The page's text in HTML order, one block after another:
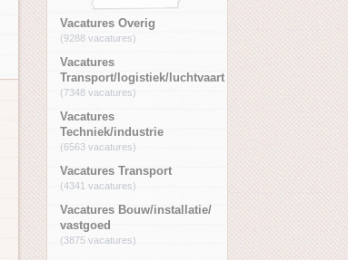
Vacatures Overig
(9288 vacatures)
Vacatures
Transport/logistiek/luchtvaart
(7348 vacatures)
Vacatures
Techniek/industrie
(6563 vacatures)
Vacatures Transport
(4341 vacatures)
Vacatures Bouw/installatie/
vastgoed
(3875 vacatures)